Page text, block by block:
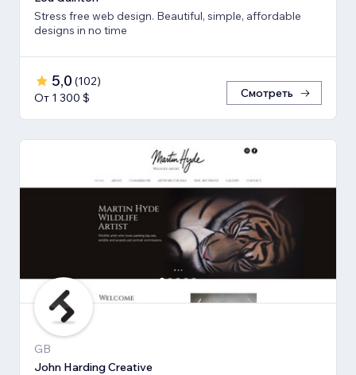
Stress free web design. Beautiful, simple, affordable
designs in no time
5,0 (102)
От 1 300 $
Смотреть
GB
John Harding Creative